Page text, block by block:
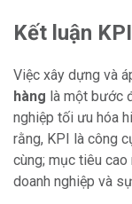
Kết luận
Việc xây dựng và
hàng là một bước
nghiệp tối ưu hóa
rằng, KPI là công
cùng; mục tiêu
doanh nghiệp và